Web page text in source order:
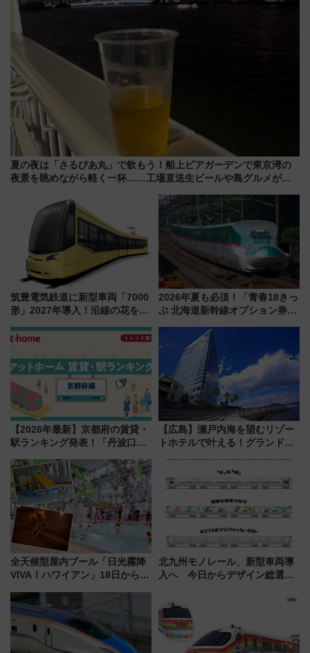
夏の夜は「さるびあ丸」で飲もう！船上ビアガーデンで東京湾の
夜景を眺めながら軽く一杯……工場直送生ビールや島グルメが美
筑豊電気鉄道に新型車両「7000
形」2027年導入！沿線の花をイ
内は落ち着いたゆとりある空間
2026年夏も必須！「青春18きっ
ぷ 北海道新幹線オプション券」
【2026年最新】京都府の賃貸・
駅ランキング発表！「丹波口」
由は？
【広島】瀬戸内海を望むリゾー
トホテルで叶える！グランドプ
ディング＆カジュアルパーティ
ープラン
全天候型屋内プール「日光霧降
VIVA！ハワイアン」18日から営
ァミリーから大人まで幅広い世
代が一日中楽しる夏のリゾート
を楽しんで
北九州モノレール、新型車両導
入へ 今日からデザイン総選挙